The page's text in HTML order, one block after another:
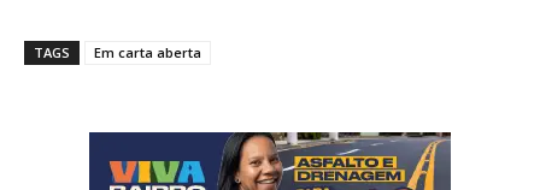
TAGS Em carta aberta